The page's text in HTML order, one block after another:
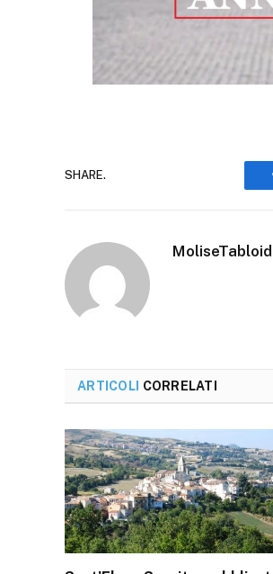
SHARE.
MoliseTabloid
ARTICOLI CORRELATI